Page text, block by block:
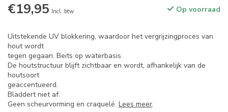
€19,95 Incl. btw Op voorraad
Uitstekende UV blokkering, waardoor het vergrijzingproces van
hout wordt
tegen gegaan. Beits op waterbasis.
De houtstructuur blijft zichtbaar en wordt, afhankelijk van de
houtsoort
geaccentueerd.
Bladdert niet af.
Geen scheurvorming en craquelé. Lees meer.